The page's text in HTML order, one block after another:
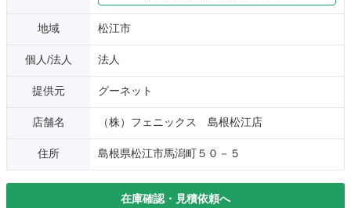
地域 松江市
個人/法人 法人
提供元 グーネット
店舗名 （株）フェニックス 島根松江店
住所 島根県松江市馬潟町５０－５
在庫確認・見積依頼へ